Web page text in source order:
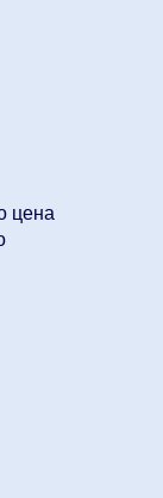
цена